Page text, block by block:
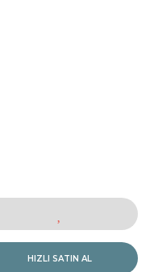
HIZLI SATIN AL